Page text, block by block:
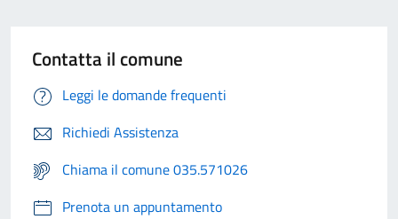
Contatta il comune
Leggi le domande frequenti
Richiedi Assistenza
Chiama il comune 035.571026
Prenota un appuntamento